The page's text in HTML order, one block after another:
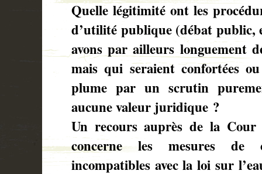
Quelle légitimité ont les
d’utilité publique (débat public,
avons par ailleurs longuement
mais qui seraient confortées
plume par un scrutin
aucune valeur juridique ?
Un recours auprès de la Cour
concerne les mesures de
incompatibles avec la loi sur